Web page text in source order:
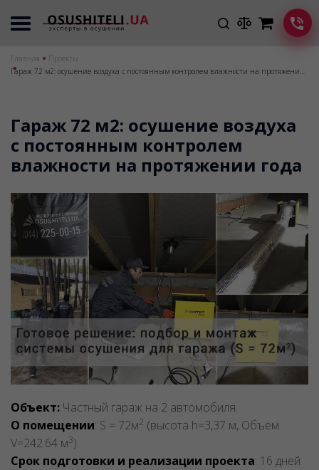
Главная
Проекты
Гараж 72 м2: осушение воздуха с постоянным контролем влажности на протяжении года
Гараж 72 м2: осушение воздуха
с постоянным контролем
влажности на протяжении года
Объект: Частный гараж на 2 автомобиля.
О помещении: S = 72м2 (высота h=3,37 м, Объем
V=242.64 м3).
Срок подготовки и реализации проекта: 16 дней